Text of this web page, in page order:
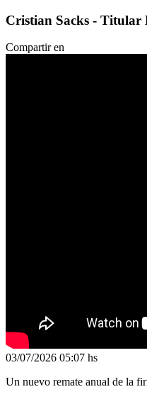
Cristian Sacks - Titular
Compartir en
03/07/2026 05:07 hs
Un nuevo remate anual de la